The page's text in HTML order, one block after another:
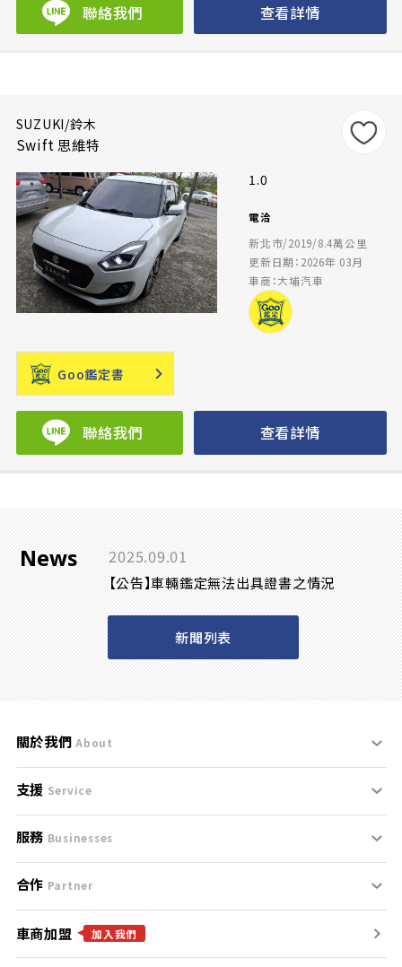
聯絡我們 查看詳情
SUZUKI/鈴木
Swift 思維特
1.0
電洽
新北市/2019/8.4萬公里
更新日期：2026年 03月
車商：大埔汽車
Goo鑑定書
聯絡我們 查看詳情
News 2025.09.01
【公告】車輛鑑定無法出具證書之情況
新聞列表
關於我們 About
刊登規範
服務條款
免責聲明
隱私權政策
支援 Service
支援中心
聯絡我們
服務 Businesses
什麼是Goo鑑定？
找好車
合作 Partner
合作夥伴
車商加盟 加入我們